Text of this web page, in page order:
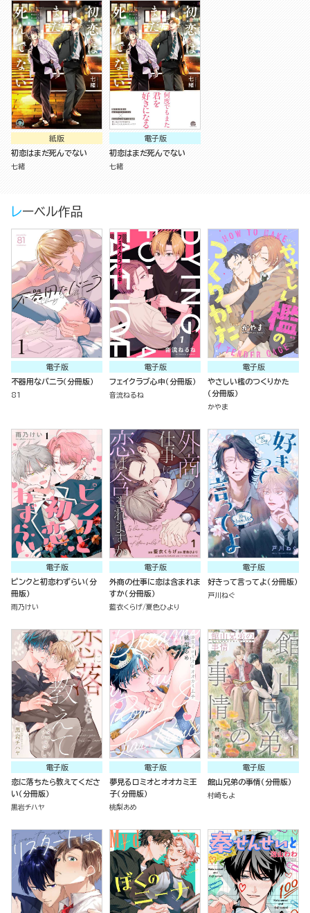
紙版
初恋はまだ死んでない
七緒
電子版
初恋はまだ死んでない
七緒
レーベル作品
電子版
不器用なバニラ（分冊版）
81
電子版
フェイクラブ心中（分冊版）
音流ねるね
電子版
やさしい檻のつくりかた
（分冊版）
かやま
電子版
ピンクと初恋わずらい（分
冊版）
雨乃けい
電子版
外商の仕事に恋は含まれま
すか（分冊版）
藍衣くらげ 夏色ひより
電子版
好きって言ってよ（分冊版）
戸川ねぐ
電子版
恋に落ちたら教えてくださ
い（分冊版）
黒岩チハヤ
電子版
夢見るロミオとオオカミ王
子（分冊版）
桃梨あめ
電子版
館山兄弟の事情（分冊版）
村崎もよ